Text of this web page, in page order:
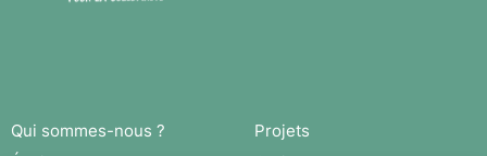
Qui sommes-nous ?
Projets